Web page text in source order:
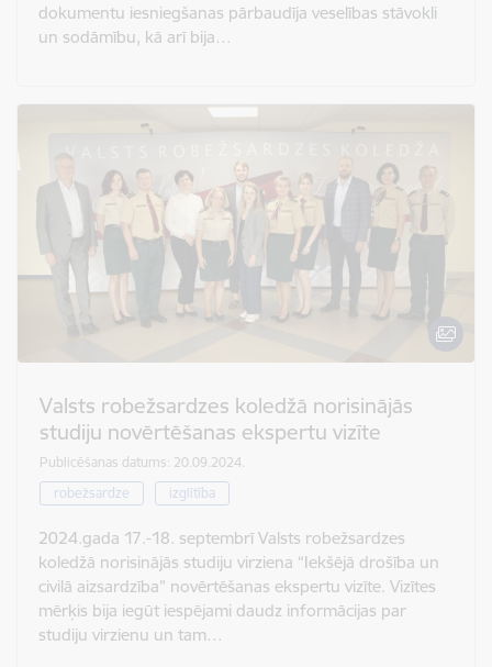
dokumentu iesniegšanas pārbaudīja veselības stāvokli
un sodāmību, kā arī bija…
Valsts robežsardzes koledžā norisinājās
studiju novērtēšanas ekspertu vizīte
Publicēšanas datums: 20.09.2024.
robežsardze
izglītība
2024.gada 17.-18. septembrī Valsts robežsardzes
koledžā norisinājās studiju virziena “Iekšējā drošība un
civilā aizsardzība” novērtēšanas ekspertu vizīte. Vizītes
mērķis bija iegūt iespējami daudz informācijas par
studiju virzienu un tam…